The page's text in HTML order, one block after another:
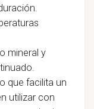
mineral y
que facilita un
utilizar con